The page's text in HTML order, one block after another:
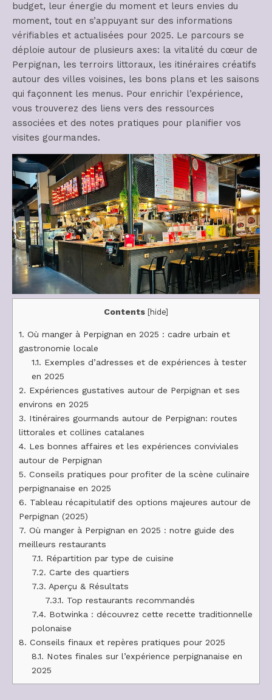
budget, leur énergie du moment et leurs envies du
moment, tout en s’appuyant sur des informations
vérifiables et actualisées pour 2025. Le parcours se
déploie autour de plusieurs axes: la vitalité du cœur de
Perpignan, les terroirs littoraux, les itinéraires créatifs
autour des villes voisines, les bons plans et les saisons
qui façonnent les menus. Pour enrichir l’expérience,
vous trouverez des liens vers des ressources
associées et des notes pratiques pour planifier vos
visites gourmandes.
Contents [hide]
1. Où manger à Perpignan en 2025 : cadre urbain et
gastronomie locale
1.1. Exemples d’adresses et de expériences à tester
en 2025
2. Expériences gustatives autour de Perpignan et ses
environs en 2025
3. Itinéraires gourmands autour de Perpignan: routes
littorales et collines catalanes
4. Les bonnes affaires et les expériences conviviales
autour de Perpignan
5. Conseils pratiques pour profiter de la scène culinaire
perpignanaise en 2025
6. Tableau récapitulatif des options majeures autour de
Perpignan (2025)
7. Où manger à Perpignan en 2025 : notre guide des
meilleurs restaurants
7.1. Répartition par type de cuisine
7.2. Carte des quartiers
7.3. Aperçu & Résultats
7.3.1. Top restaurants recommandés
7.4. Botwinka : découvrez cette recette traditionnelle
polonaise
8. Conseils finaux et repères pratiques pour 2025
8.1. Notes finales sur l’expérience perpignanaise en
2025